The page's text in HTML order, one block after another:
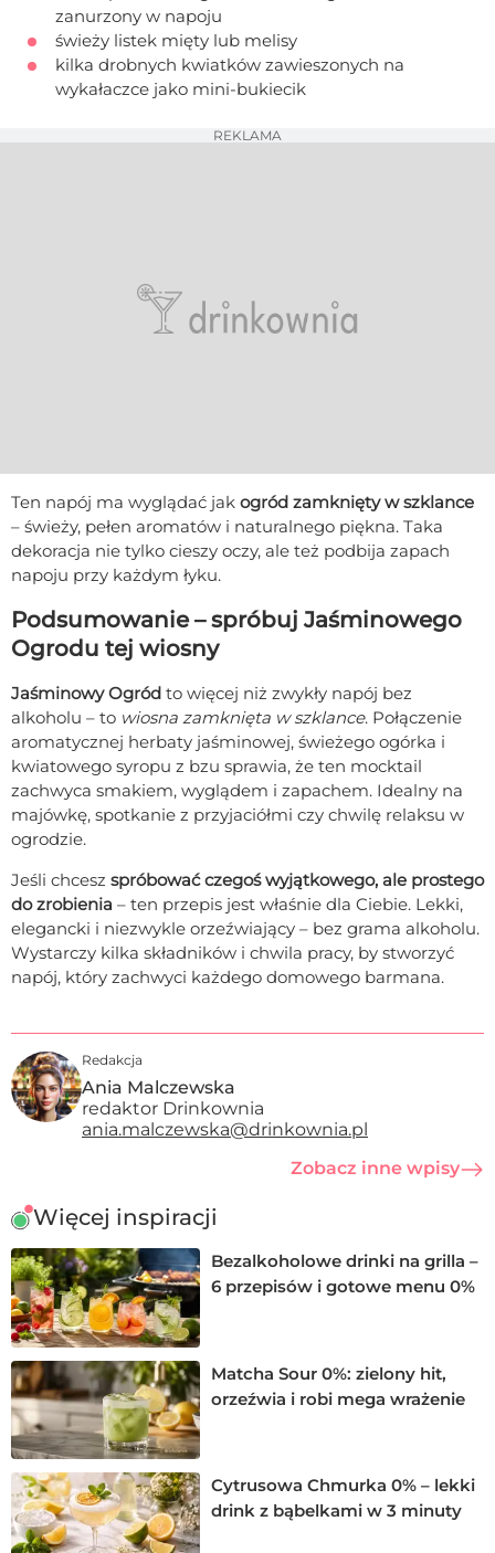
zanurzony w napoju
świeży listek mięty lub melisy
kilka drobnych kwiatków zawieszonych na
wykałaczce jako mini-bukiecik
REKLAMA
Ten napój ma wyglądać jak ogród zamknięty w szklance
– świeży, pełen aromatów i naturalnego piękna. Taka
dekoracja nie tylko cieszy oczy, ale też podbija zapach
napoju przy każdym łyku.
Podsumowanie – spróbuj Jaśminowego
Ogrodu tej wiosny
Jaśminowy Ogród to więcej niż zwykły napój bez
alkoholu – to wiosna zamknięta w szklance. Połączenie
aromatycznej herbaty jaśminowej, świeżego ogórka i
kwiatowego syropu z bzu sprawia, że ten mocktail
zachwyca smakiem, wyglądem i zapachem. Idealny na
majówkę, spotkanie z przyjaciółmi czy chwilę relaksu w
ogrodzie.
Jeśli chcesz spróbować czegoś wyjątkowego, ale prostego
do zrobienia – ten przepis jest właśnie dla Ciebie. Lekki,
elegancki i niezwykle orzeźwiający – bez grama alkoholu.
Wystarczy kilka składników i chwila pracy, by stworzyć
napój, który zachwyci każdego domowego barmana.
Redakcja
Ania Malczewska
redaktor Drinkownia
ania.malczewska@drinkownia.pl
Zobacz inne wpisy
Więcej inspiracji
Bezalkoholowe drinki na grilla –
6 przepisów i gotowe menu 0%
Matcha Sour 0%: zielony hit,
orzeźwia i robi mega wrażenie
Cytrusowa Chmurka 0% – lekki
drink z bąbelkami w 3 minuty